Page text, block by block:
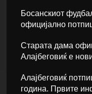
Босанскиот
официјално
Старата дама
Алајбеговиќ е
Алајбеговиќ
година. Првите